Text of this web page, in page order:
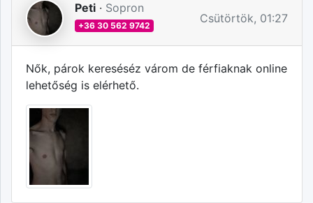
Peti · Sopron
+36 30 562 9742
Csütörtök, 01:27
Nők, párok kereséséz várom de férfiaknak online
lehetőség is elérhető.